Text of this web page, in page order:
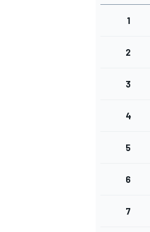
1
2
3
4
5
6
7